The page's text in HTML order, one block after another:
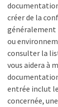
créer de la
généralement
ou
consulter la
vous aidera à
documentation
entrée inclut
concernée,